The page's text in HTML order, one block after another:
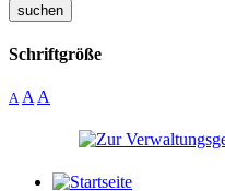
suchen
Schriftgröße
A A A